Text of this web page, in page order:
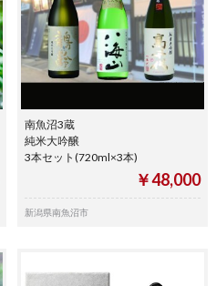
南魚沼3蔵
純米大吟醸
3本セット(720ml×3本)
￥48,000
新潟県南魚沼市